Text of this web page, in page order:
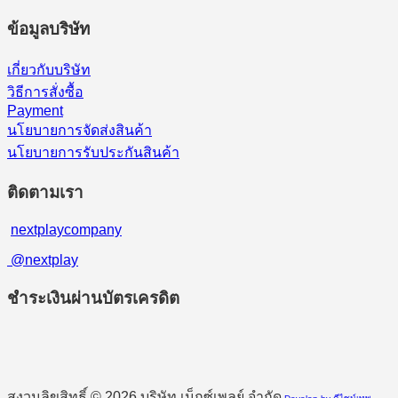
ข้อมูลบริษัท
เกี่ยวกับบริษัท
วิธีการสั่งซื้อ
Payment
นโยบายการจัดส่งสินค้า
นโยบายการรับประกันสินค้า
ติดตามเรา
nextplaycompany
@nextplay
ชำระเงินผ่านบัตรเครดิต